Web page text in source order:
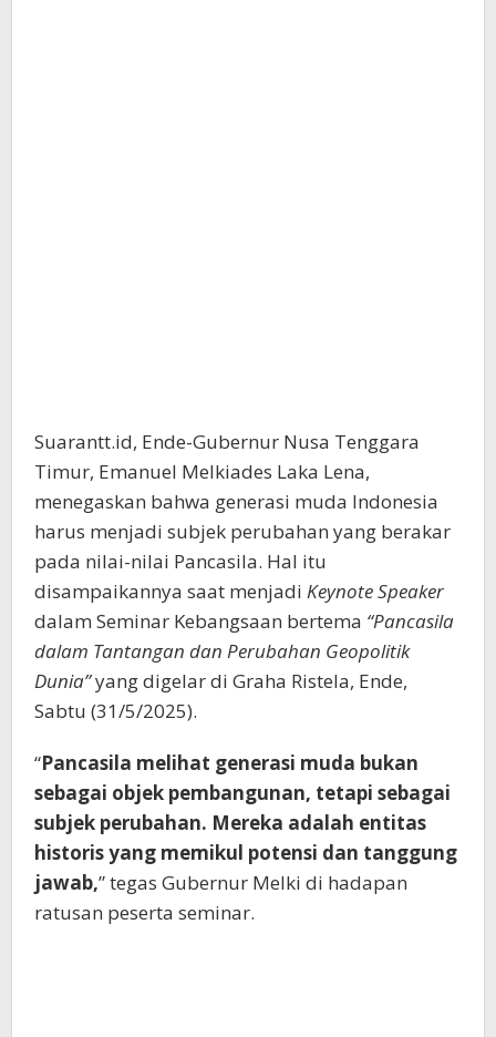
Suarantt.id, Ende-Gubernur Nusa Tenggara
Timur, Emanuel Melkiades Laka Lena,
menegaskan bahwa generasi muda Indonesia
harus menjadi subjek perubahan yang berakar
pada nilai-nilai Pancasila. Hal itu
disampaikannya saat menjadi Keynote Speaker
dalam Seminar Kebangsaan bertema “Pancasila
dalam Tantangan dan Perubahan Geopolitik
Dunia”yang digelar di Graha Ristela, Ende,
Sabtu (31/5/2025).
“Pancasila melihat generasi muda bukan
sebagai objek pembangunan, tetapi sebagai
subjek perubahan. Mereka adalah entitas
historis yang memikul potensi dan tanggung
jawab,” tegas Gubernur Melki di hadapan
ratusan peserta seminar.